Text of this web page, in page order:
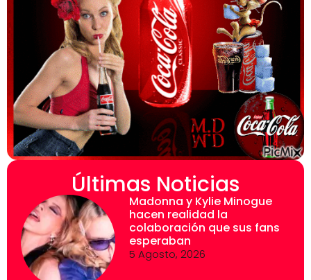
Últimas Noticias
Madonna y Kylie Minogue
hacen realidad la
colaboración que sus fans
esperaban
5 Agosto, 2026